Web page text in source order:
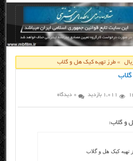
»طرز تهیه کیک هل و گلاب
1,011 بازدید 0 دیدگاه
و گلاب:
تهیه کیک هل و گلاب